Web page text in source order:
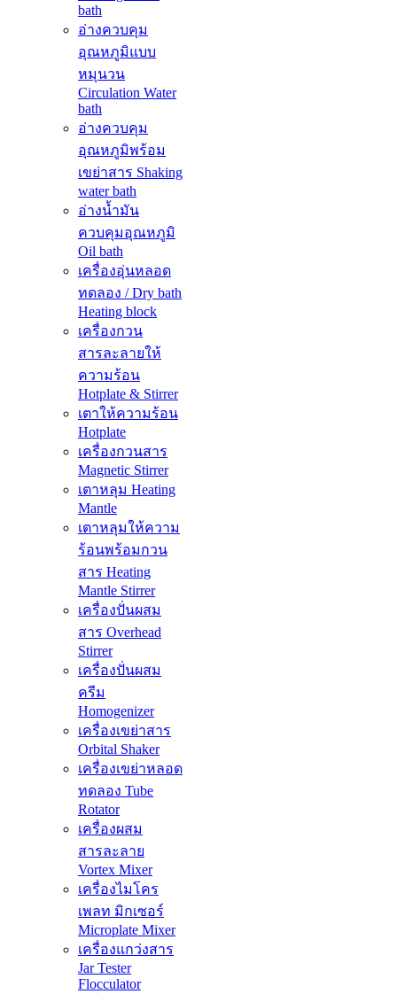
bath
อ่างควบคุม
อุณหภูมิแบบ
หมุนวน
Circulation Water
bath
อ่างควบคุม
อุณหภูมิพร้อม
เขย่าสาร Shaking
water bath
อ่างน้ำมัน
ควบคุมอุณหภูมิ
Oil bath
เครื่องอุ่นหลอด
ทดลอง / Dry bath
Heating block
เครื่องกวน
สารละลายให้
ความร้อน
Hotplate & Stirrer
เตาให้ความร้อน
Hotplate
เครื่องกวนสาร
Magnetic Stirrer
เตาหลุม Heating
Mantle
เตาหลุมให้ความ
ร้อนพร้อมกวน
สาร Heating
Mantle Stirrer
เครื่องปั่นผสม
สาร Overhead
Stirrer
เครื่องปั่นผสม
ครีม
Homogenizer
เครื่องเขย่าสาร
Orbital Shaker
เครื่องเขย่าหลอด
ทดลอง Tube
Rotator
เครื่องผสม
สารละลาย
Vortex Mixer
เครื่องไมโคร
เพลท มิกเซอร์
Microplate Mixer
เครื่องแกว่งสาร
Jar Tester
Flocculator